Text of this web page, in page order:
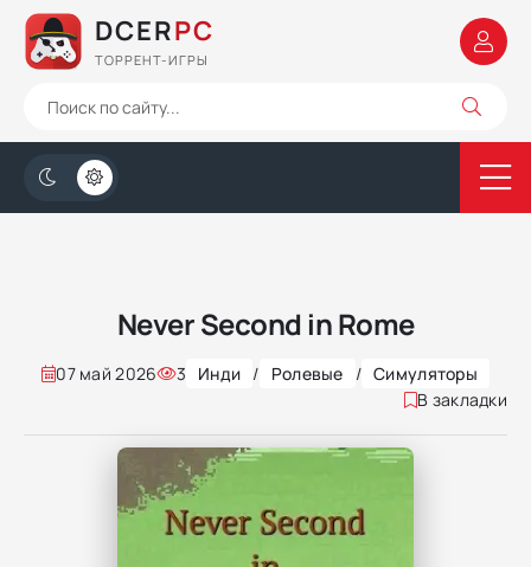
DCERPC
ТОРРЕНТ-ИГРЫ
Never Second in Rome
07 май 2026 3 Инди / Ролевые / Симуляторы
В закладки